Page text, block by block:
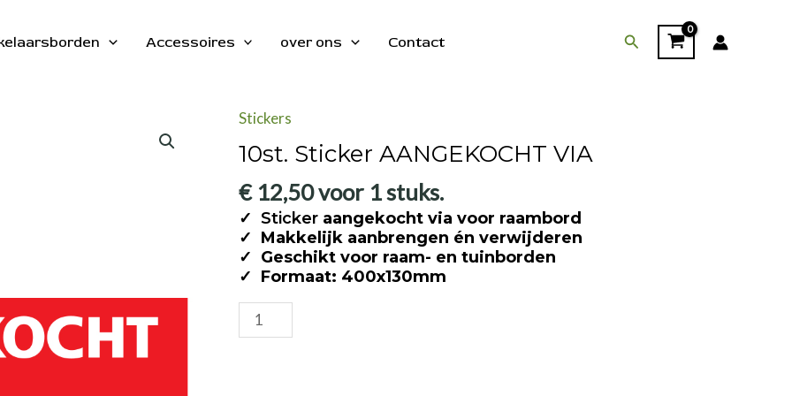
Accessoires over ons Contact Zoeken
Stickers
10st. Sticker AANGEKOCHT VIA
€12,50voor 1 stuks.
✓ Sticker aangekocht via voor raambord
✓ Makkelijk aanbrengen én verwijderen
✓ Geschikt voor raam- en tuinborden
✓ Formaat: 400x130mm
10st.
Sticker